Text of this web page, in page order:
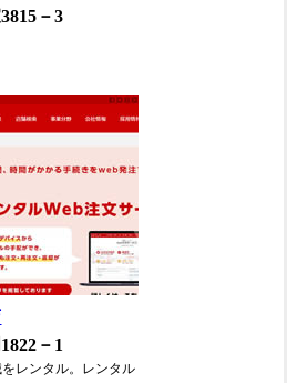
－3
－1
レンタル。レンタル